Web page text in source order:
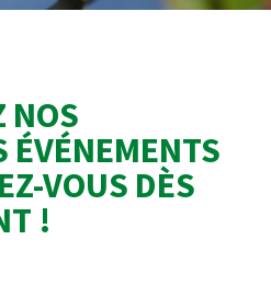
NOS
ÉVÉNEMENTS
VOUS DÈS
!